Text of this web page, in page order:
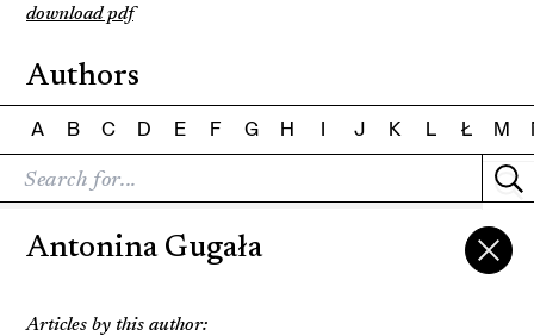
download pdf
Authors
A B C D E F G H I J K L Ł M
Antonina Gugała
Articles by this author: